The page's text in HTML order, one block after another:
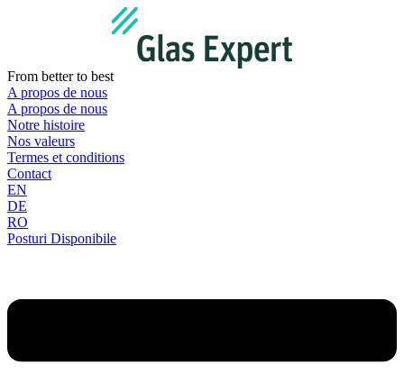
From better to best
A propos de nous
A propos de nous
Notre histoire
Nos valeurs
Termes et conditions
Contact
EN
DE
RO
Posturi Disponibile